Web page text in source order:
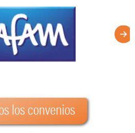
los convenios